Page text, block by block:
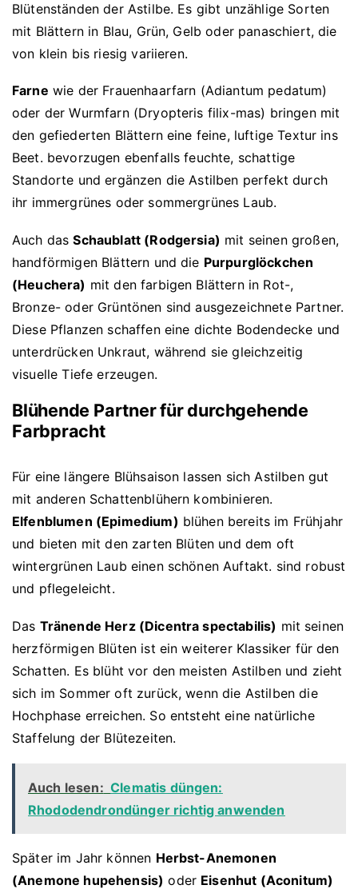
Blütenständen der Astilbe. Es gibt unzählige Sorten
mit Blättern in Blau, Grün, Gelb oder panaschiert, die
von klein bis riesig variieren.
Farne wie der Frauenhaarfarn (Adiantum pedatum)
oder der Wurmfarn (Dryopteris filix-mas) bringen mit
den gefiederten Blättern eine feine, luftige Textur ins
Beet. bevorzugen ebenfalls feuchte, schattige
Standorte und ergänzen die Astilben perfekt durch
ihr immergrünes oder sommergrünes Laub.
Auch dasSchaublatt (Rodgersia) mit seinen großen,
handförmigen Blättern und die Purpurglöckchen
(Heuchera) mit den farbigen Blättern in Rot-,
Bronze- oder Grüntönen sind ausgezeichnete Partner.
Diese Pflanzen schaffen eine dichte Bodendecke und
unterdrücken Unkraut, während sie gleichzeitig
visuelle Tiefe erzeugen.
Blühende Partner für durchgehende
Farbpracht
Für eine längere Blühsaison lassen sich Astilben gut
mit anderen Schattenblühern kombinieren.
Elfenblumen (Epimedium) blühen bereits im Frühjahr
und bieten mit den zarten Blüten und dem oft
wintergrünen Laub einen schönen Auftakt. sind robust
und pflegeleicht.
Das Tränende Herz (Dicentra spectabilis) mit seinen
herzförmigen Blüten ist ein weiterer Klassiker für den
Schatten. Es blüht vor den meisten Astilben und zieht
sich im Sommer oft zurück, wenn die Astilben die
Hochphase erreichen. So entsteht eine natürliche
Staffelung der Blütezeiten.
Auch lesen: Clematis düngen:
Rhododendrondünger richtig anwenden
Später im Jahr können Herbst-Anemonen
(Anemone hupehensis) oder Eisenhut (Aconitum)